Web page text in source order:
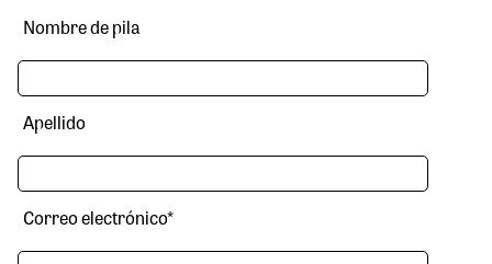
Nombre de pila
Apellido
Correo electrónico*